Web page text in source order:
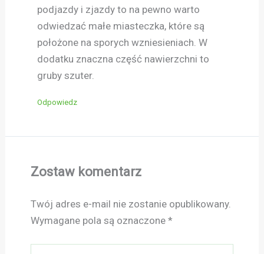
podjazdy i zjazdy to na pewno warto
odwiedzać małe miasteczka, które są
położone na sporych wzniesieniach. W
dodatku znaczna część nawierzchni to
gruby szuter.
Odpowiedz
Zostaw komentarz
Twój adres e-mail nie zostanie opublikowany.
Wymagane pola są oznaczone *